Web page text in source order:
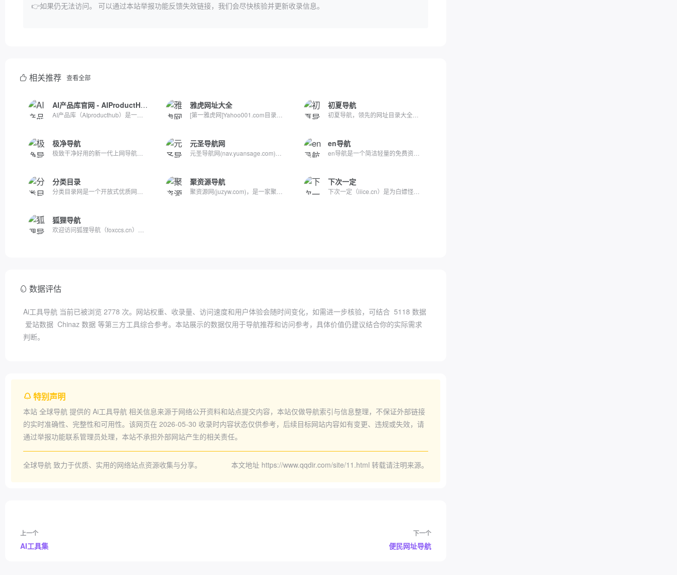
👉如果仍无法访问。 可以通过本站举报功能反馈失效链接，我们会尽快核验并更新收录信息。
相关推荐 查看全部
AI产品库官网 - AIProductHub 雅虎网址大全 初夏导航
初夏导航，领先的网址目录大全网站；收录互联网上现存的精品网...
极净导航 元圣导航网 en导航
分类目录 聚资源导航 下次一定
下次一定（iiice.cn）是为白嫖怪开发的宝藏资源收集网站，持续...
狐狸导航
数据评估
Ai工具导航 当前已被浏览 2778 次。网站权重、收录量、访问速度和用户体验会随时间变化，如需进一步核验，可结合 5118 数据
爱站数据 Chinaz 数据 等第三方工具综合参考。本站展示的数据仅用于导航推荐和访问参考，具体价值仍建议结合你的实际需求
判断。
特别声明
本站 全球导航 提供的 Ai工具导航 相关信息来源于网络公开资料和站点提交内容，本站仅做导航索引与信息整理，不保证外部链接
的实时准确性、完整性和可用性。该网页在 2026-05-30 收录时内容状态仅供参考，后续目标网站内容如有变更、违规或失效，请
通过举报功能联系管理员处理，本站不承担外部网站产生的相关责任。
全球导航 致力于优质、实用的网络站点资源收集与分享。 本文地址 https://www.qqdir.com/site/11.html 转载请注明来源。
上一个
AI工具集
下一个
便民网址导航